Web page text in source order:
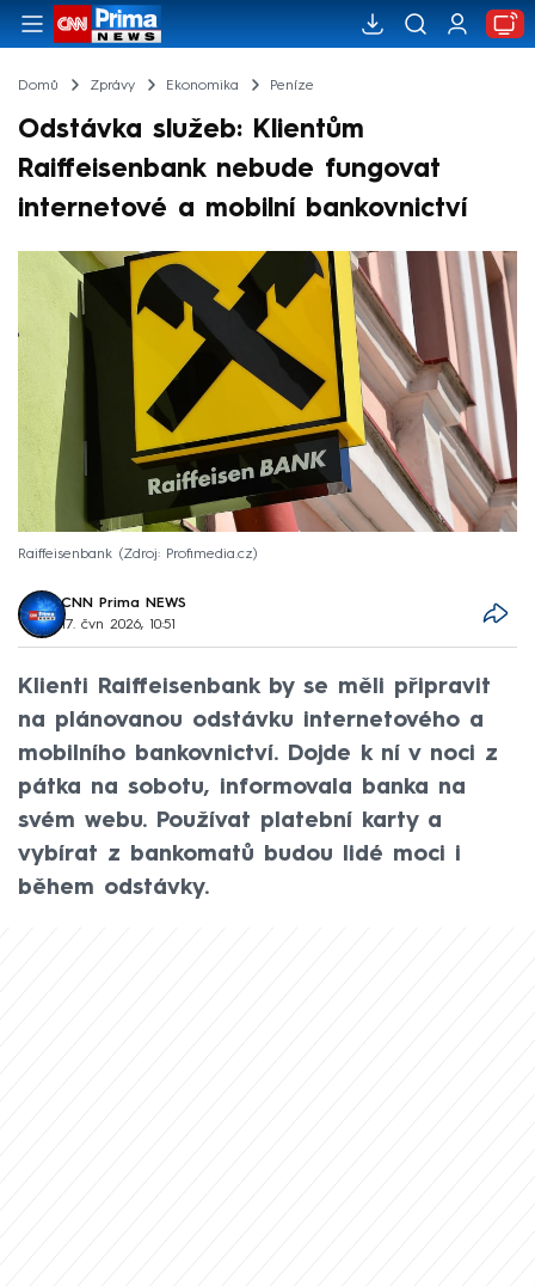
Domů Zprávy Ekonomika Peníze
Odstávka služeb: Klientům
Raiffeisenbank nebude fungovat
internetové a mobilní bankovnictví
Raiffeisenbank Zdroj: Profimedia.cz
CNN Prima NEWS
17. čvn 2026, 10:51
Klienti Raiffeisenbank by se měli připravit
na plánovanou odstávku internetového a
mobilního bankovnictví. Dojde k ní v noci z
pátka na sobotu, informovala banka na
svém webu. Používat platební karty a
vybírat z bankomatů budou lidé moci i
během odstávky.